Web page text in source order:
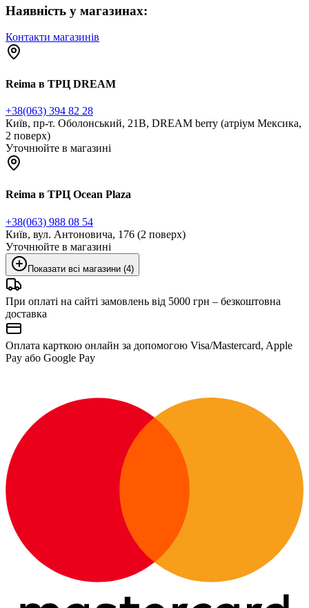
Наявність у магазинах:
Контакти магазинів
Reima в ТРЦ DREAM
+38(063) 394 82 28
Київ, пр-т. Оболонський, 21В, DREAM berry (атріум Мексика,
2 поверх)
Уточнюйте в магазині
Reima в ТРЦ Ocean Plaza
+38(063) 988 08 54
Київ, вул. Антоновича, 176 (2 поверх)
Уточнюйте в магазині
Показати всі магазини (4)
При оплаті на сайті замовлень від 5000 грн – безкоштовна
доставка
Оплата карткою онлайн за допомогою Visa/Mastercard, Apple
Pay або Google Pay